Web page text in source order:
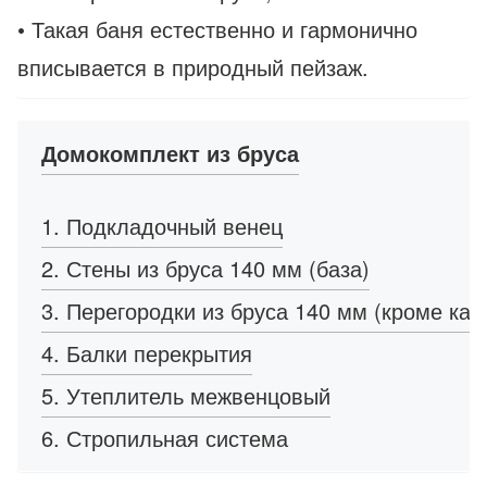
• Такая баня естественно и гармонично
вписывается в природный пейзаж.
Домокомплект из бруса
1. Подкладочный венец
2. Стены из бруса 140 мм (база)
3. Перегородки из бруса 140 мм (кроме
4. Балки перекрытия
5. Утеплитель межвенцовый
6. Стропильная система